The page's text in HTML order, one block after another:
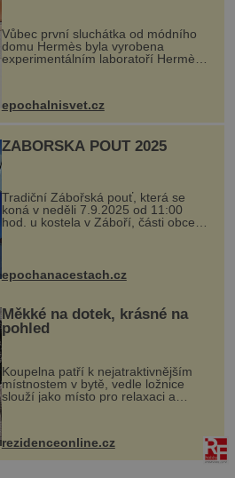
Vůbec první sluchátka od módního
domu Hermès byla vyrobena
experimentálním laboratoří Hermès
kovový...
epochalnisvet.cz
ZÁBOŘSKÁ POUŤ 2025
Tradiční Zábořská pouť, která se
koná v neděli 7.9.2025 od 11:00
hod. u kostela v Záboří, části obce
Kly u Mělníka. V programu naleznete
komentovanou prohlídku kostela,
epochanacestach.cz
Měkké na dotek, krásné na
pohled
Koupelna patří k nejatraktivnějším
místnostem v bytě, vedle ložnice
slouží jako místo pro relaxaci a
odpočinek. Koupelnový textil –
ručníky, osušky a koberečky –
proutku...
rezidenceonline.cz